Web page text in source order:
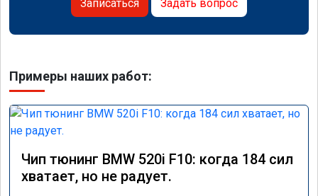
Записаться Задать вопрос
Примеры наших работ:
Чип тюнинг BMW 520i F10: когда 184 сил
хватает, но не радует.